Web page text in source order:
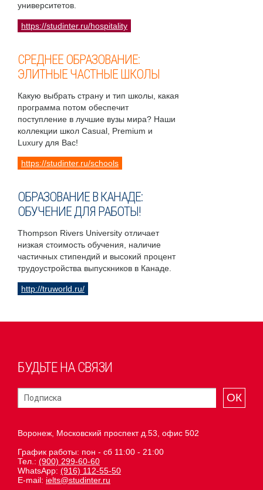
университетов.
https://studinter.ru/hospitality
СРЕДНЕЕ ОБРАЗОВАНИЕ:
ЭЛИТНЫЕ ЧАСТНЫЕ ШКОЛЫ
Какую выбрать страну и тип школы, какая
программа потом обеспечит
поступление в лучшие вузы мира? Наши
коллекции школ Casual, Premium и
Luxury для Вас!
https://studinter.ru/schools
ОБРАЗОВАНИЕ В КАНАДЕ:
ОБУЧЕНИЕ ДЛЯ РАБОТЫ!
Thompson Rivers University отличает
низкая стоимость обучения, наличие
частичных стипендий и высокий процент
трудоустройства выпускников в Канаде.
http://truworld.ru/
БУДЬТЕ НА СВЯЗИ
ОК
Воронеж, Московский проспект д.53, офис 502
График работы: пон - сб 11:00 - 21:00
Тел.: (900) 299-60-60
WhatsApp: (916) 112-55-50
E-mail: ielts@studinter.ru